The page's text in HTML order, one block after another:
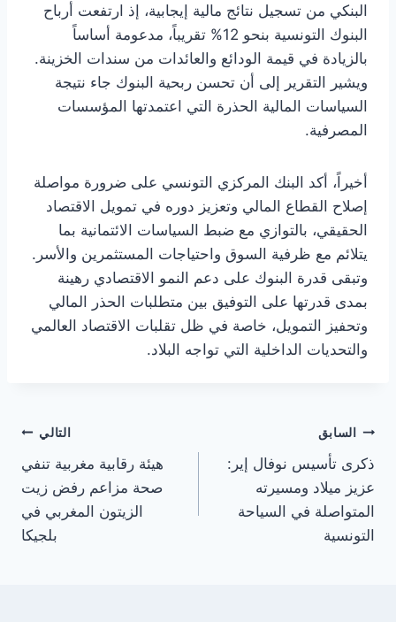
البنكي من تسجيل نتائج مالية إيجابية، إذ ارتفعت أرباح
البنوك التونسية بنحو 12% تقريباً، مدعومة أساساً
بالزيادة في قيمة الودائع والعائدات من سندات الخزينة.
ويشير التقرير إلى أن تحسن ربحية البنوك جاء نتيجة
السياسات المالية الحذرة التي اعتمدتها المؤسسات
المصرفية.
أخيراً، أكد البنك المركزي التونسي على ضرورة مواصلة
إصلاح القطاع المالي وتعزيز دوره في تمويل الاقتصاد
الحقيقي، بالتوازي مع ضبط السياسات الائتمانية بما
يتلائم مع ظرفية السوق واحتياجات المستثمرين والأسر.
وتبقى قدرة البنوك على دعم النمو الاقتصادي رهينة
بمدى قدرتها على التوفيق بين متطلبات الحذر المالي
وتحفيز التمويل، خاصة في ظل تقلبات الاقتصاد العالمي
والتحديات الداخلية التي تواجه البلاد.
تصفّح
المقالات
السابق
ذكرى تأسيس نوفال إير:
عزيز ميلاد ومسيرته
المتواصلة في السياحة
التونسية
التالي
هيئة رقابية مغربية تنفي
صحة مزاعم رفض زيت
الزيتون المغربي في
بلجيكا